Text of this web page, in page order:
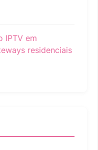
IPTV em
residenciais